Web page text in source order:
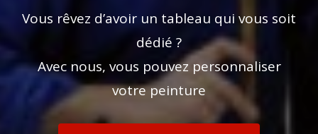
Vous rêvez d’avoir un tableau qui vous soit
dédié ?
Avec nous, vous pouvez personnaliser
votre peinture